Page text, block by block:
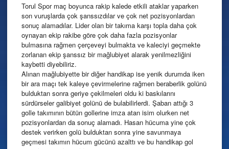
Torul Spor maç boyunca rakip kalede etkili ataklar yaparken
son vuruşlarda çok şanssızdılar ve çok net pozisyonlardan
sonuç alamadılar. Lider olan bir takıma karşı topla daha çok
oynayan ekip rakibe göre çok daha fazla pozisyonlar
bulmasına rağmen çerçeveyi bulmakta ve kaleciyi geçmekte
zorlanan ekip şanssız bir mağlubiyet alarak yenilmezliğini
kaybetti diyebiliriz.
Alınan mağlubiyette bir diğer handikap ise yenik durumda iken
bir ara maçı tek kaleye çevirmelerine rağmen beraberlik golünü
bulduktan sonra geriye çekilmeleri oldu ki baskılarını
sürdürseler galibiyet golünü de bulabilirlerdi. Şaban attığı 3
golle takımının bütün gollerine imza atan isim olurken net
pozisyonlardan da sonuç alamadı. Hasan hücuma yine çok
destek verirken golü bulduktan sonra yine savunmaya
geçmesi takımın hücum gücünü azalttı ve bu handikap gol